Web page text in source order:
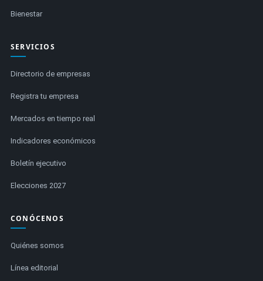
Bienestar
SERVICIOS
Directorio de empresas
Registra tu empresa
Mercados en tiempo real
Indicadores económicos
Boletín ejecutivo
Elecciones 2027
CONÓCENOS
Quiénes somos
Línea editorial